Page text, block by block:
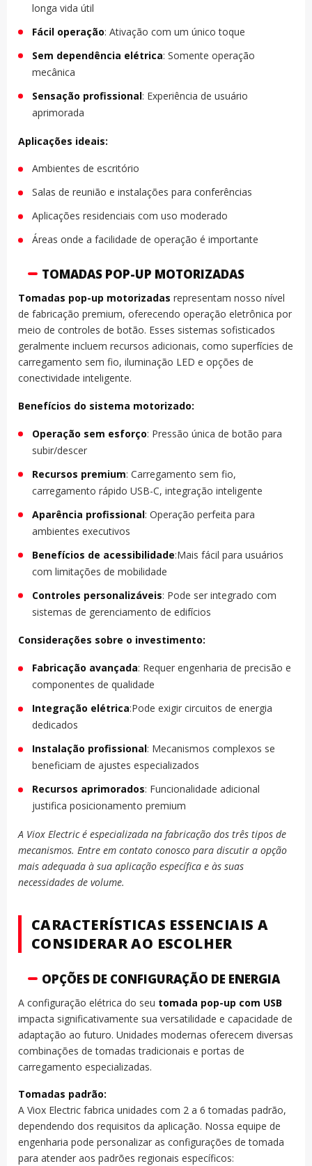
longa vida útil
Fácil operação: Ativação com um único toque
Sem dependência elétrica: Somente operação
mecânica
Sensação profissional: Experiência de usuário
aprimorada
Aplicações ideais:
Ambientes de escritório
Salas de reunião e instalações para conferências
Aplicações residenciais com uso moderado
Áreas onde a facilidade de operação é importante
TOMADAS POP-UP MOTORIZADAS
Tomadas pop-up motorizadas representam nosso nível
de fabricação premium, oferecendo operação eletrônica por
meio de controles de botão. Esses sistemas sofisticados
geralmente incluem recursos adicionais, como superfícies de
carregamento sem fio, iluminação LED e opções de
conectividade inteligente.
Benefícios do sistema motorizado:
Operação sem esforço: Pressão única de botão para
subir/descer
Recursos premium: Carregamento sem fio,
carregamento rápido USB-C, integração inteligente
Aparência profissional: Operação perfeita para
ambientes executivos
Benefícios de acessibilidade:Mais fácil para usuários
com limitações de mobilidade
Controles personalizáveis: Pode ser integrado com
sistemas de gerenciamento de edifícios
Considerações sobre o investimento:
Fabricação avançada: Requer engenharia de precisão e
componentes de qualidade
Integração elétrica:Pode exigir circuitos de energia
dedicados
Instalação profissional: Mecanismos complexos se
beneficiam de ajustes especializados
Recursos aprimorados: Funcionalidade adicional
justifica posicionamento premium
A Viox Electric é especializada na fabricação dos três tipos de
mecanismos. Entre em contato conosco para discutir a opção
mais adequada à sua aplicação específica e às suas
necessidades de volume.
CARACTERÍSTICAS ESSENCIAIS A
CONSIDERAR AO ESCOLHER
OPÇÕES DE CONFIGURAÇÃO DE ENERGIA
A configuração elétrica do seu tomada pop-up com USB
impacta significativamente sua versatilidade e capacidade de
adaptação ao futuro. Unidades modernas oferecem diversas
combinações de tomadas tradicionais e portas de
carregamento especializadas.
Tomadas padrão:
A Viox Electric fabrica unidades com 2 a 6 tomadas padrão,
dependendo dos requisitos da aplicação. Nossa equipe de
engenharia pode personalizar as configurações de tomada
para atender aos padrões regionais específicos: